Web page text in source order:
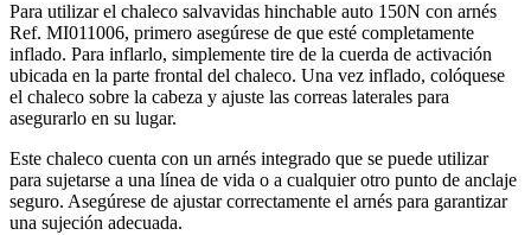
Para utilizar el chaleco salvavidas hinchable auto 150N con arnés
Ref. MI011006, primero asegúrese de que esté completamente
inflado. Para inflarlo, simplemente tire de la cuerda de activación
ubicada en la parte frontal del chaleco. Una vez inflado, colóquese
el chaleco sobre la cabeza y ajuste las correas laterales para
asegurarlo en su lugar.
Este chaleco cuenta con un arnés integrado que se puede utilizar
para sujetarse a una línea de vida o a cualquier otro punto de anclaje
seguro. Asegúrese de ajustar correctamente el arnés para garantizar
una sujeción adecuada.